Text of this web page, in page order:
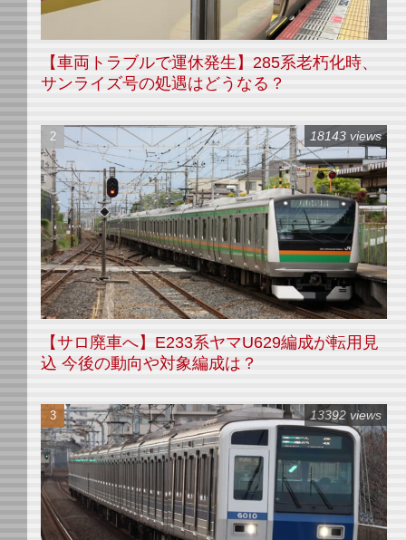
【車両トラブルで運休発生】285系老朽化時、
サンライズ号の処遇はどうなる？
【サロ廃車へ】E233系ヤマU629編成が転用見
込 今後の動向や対象編成は？
18143 views
13392 views